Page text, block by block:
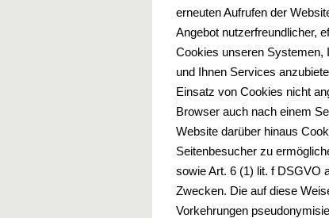
erneuten Aufrufen der
Angebot nutzerfreundlicher,
Cookies unseren Systemen,
und Ihnen Services
Einsatz von Cookies nicht
Browser auch nach einem
Website darüber hinaus
Seitenbesucher zu
sowie Art. 6 (1) lit. f DSGVO
Zwecken. Die auf diese
Vorkehrungen